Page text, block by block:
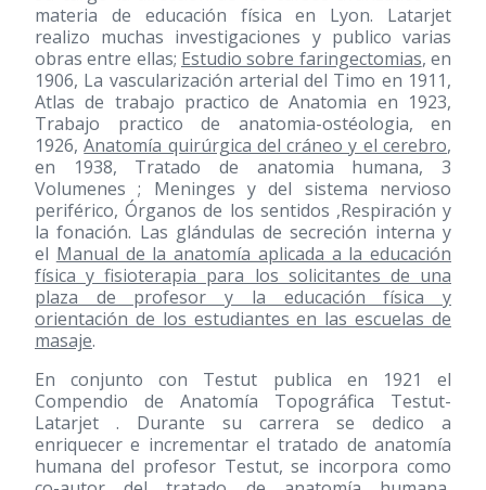
materia de educación física en Lyon. Latarjet
realizo muchas investigaciones y publico varias
obras entre ellas; Estudio sobre faringectomias, en
1906, La vascularización arterial del Timo en 1911,
Atlas de trabajo practico de Anatomia en 1923,
Trabajo practico de anatomia-ostéologia, en
1926,Anatomía quirúrgica del cráneo y el cerebro,
en 1938, Tratado de anatomia humana, 3
Volumenes ; Meninges y del sistema nervioso
periférico, Órganos de los sentidos ,Respiración y
la fonación. Las glándulas de secreción interna y
el Manual de la anatomía aplicada a la educación
física y fisioterapia para los solicitantes de una
plaza de profesor y la educación física y
orientación de los estudiantes en las escuelas de
masaje.
En conjunto con Testut publica en 1921 el
Compendio de Anatomía Topográfica Testut-
Latarjet . Durante su carrera se dedico a
enriquecer e incrementar el tratado de anatomía
humana del profesor Testut, se incorpora como